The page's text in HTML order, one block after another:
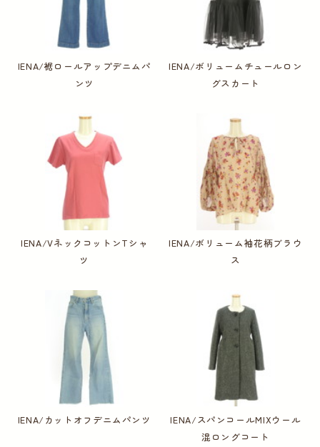
IENA/裾ロールアップデニムパ
ンツ
IENA/ボリュームチュールロン
グスカート
IENA/VネックコットンTシャ
ツ
IENA/ボリューム袖花柄ブラウ
ス
IENA/カットオフデニムパンツ
IENA/スパンコールMIXウール
混ロングコート